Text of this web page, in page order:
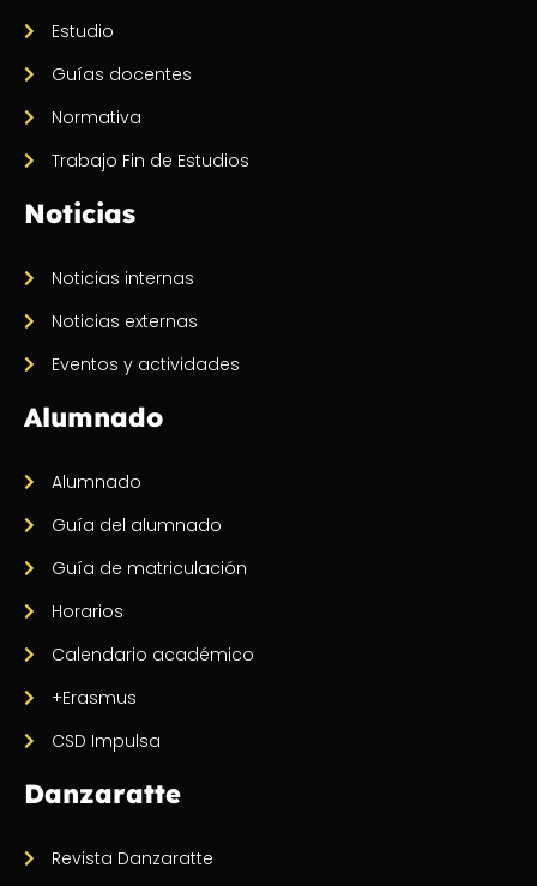
Estudio
Guías docentes
Normativa
Trabajo Fin de Estudios
Noticias
Noticias internas
Noticias externas
Eventos y actividades
Alumnado
Alumnado
Guía del alumnado
Guía de matriculación
Horarios
Calendario académico
+Erasmus
CSD Impulsa
Danzaratte
Revista Danzaratte